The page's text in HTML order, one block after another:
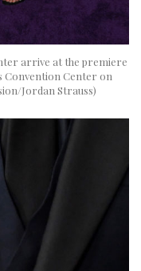
arrive at the premiere
Convention Center on
Jordan Strauss)